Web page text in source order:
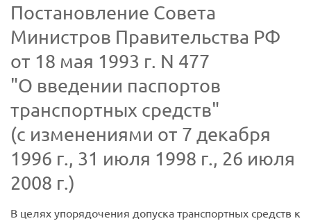
Постановление Совета
Министров Правительства РФ
от 18 мая 1993 г. N 477
"О введении паспортов
транспортных средств"
(с изменениями от 7 декабря
1996 г., 31 июля 1998 г., 26 июля
2008 г.)
В целях упорядочения допуска транспортных средств к